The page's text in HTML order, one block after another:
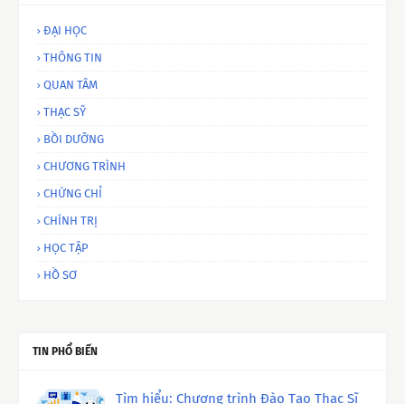
ĐẠI HỌC
THÔNG TIN
QUAN TÂM
THẠC SỸ
BỒI DƯỠNG
CHƯƠNG TRÌNH
CHỨNG CHỈ
CHÍNH TRỊ
HỌC TẬP
HỒ SƠ
TIN PHỔ BIẾN
Tìm hiểu: Chương trình Đào Tạo Thạc Sĩ